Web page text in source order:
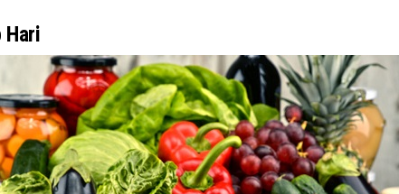
Hari